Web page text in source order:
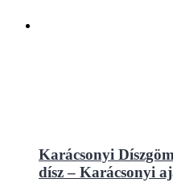
Karácsonyi
dísz – Karácsonyi